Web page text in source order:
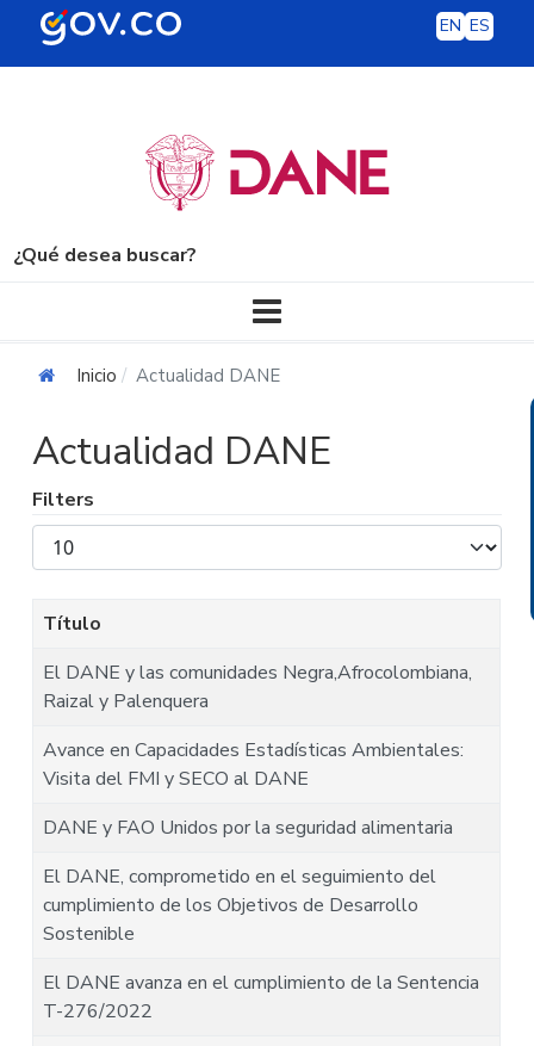
EN ES
¿Qué desea buscar?
Inicio Actualidad DANE
Actualidad DANE
Filters
Mostrar
#
Título
El DANE y las comunidades Negra,Afrocolombiana,
Raizal y Palenquera
Avance en Capacidades Estadísticas Ambientales:
Visita del FMI y SECO al DANE
DANE y FAO Unidos por la seguridad alimentaria
El DANE, comprometido en el seguimiento del
cumplimiento de los Objetivos de Desarrollo
Sostenible
El DANE avanza en el cumplimiento de la Sentencia
T-276/2022